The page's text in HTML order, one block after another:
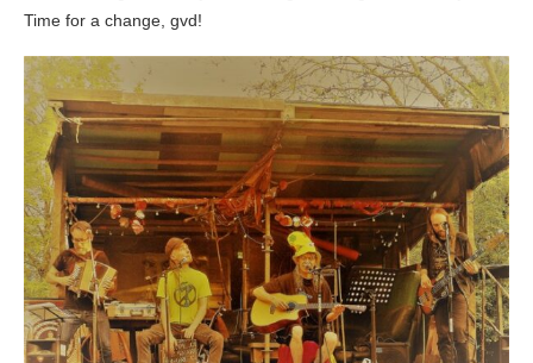
Time for a change, gvd!